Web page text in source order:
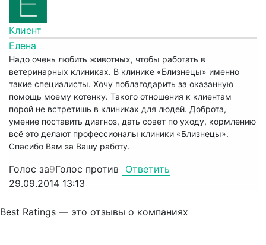
Клиент
Елена
Надо очень любить животных, чтобы работать в
ветеринарных клиниках. В клинике «Близнецы» именно
такие специалисты. Хочу поблагодарить за оказанную
помощь моему котенку. Такого отношения к клиентам
порой не встретишь в клиниках для людей. Доброта,
умение поставить диагноз, дать совет по уходу, кормлению
всё это делают профессионалы клиники «Близнецы».
Спасибо Вам за Вашу работу.
Голос за9Голос против Ответить
29.09.2014 13:13
Best Ratings — это отзывы о компаниях